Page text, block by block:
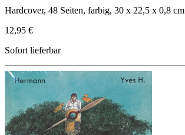
Hardcover, 48 Seiten, farbig, 30 x 22,5 x 0,8 cm
12,95 €
Sofort lieferbar